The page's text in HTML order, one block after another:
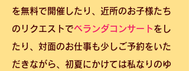
を無料で開催したり、近所のお子様たち
のリクエストでベランダコンサート をし
たり、対面のお仕事も少しご予約をいた
だきながら、初夏にかけては私なりのゆ